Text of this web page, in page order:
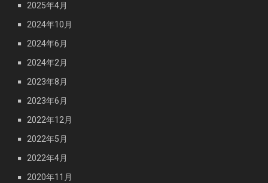
2025年4月
2024年10月
2024年6月
2024年2月
2023年8月
2023年6月
2022年12月
2022年5月
2022年4月
2020年11月